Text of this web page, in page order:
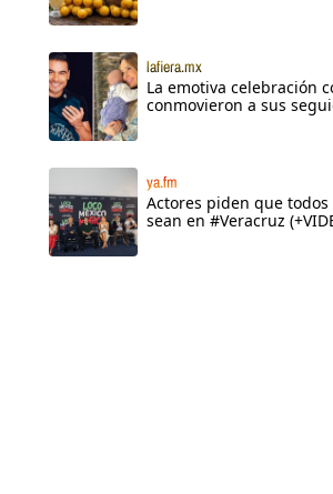
lafiera.mx
La emotiva celebración
conmovieron a sus
ya.fm
Actores piden que todos
sean en #Veracruz